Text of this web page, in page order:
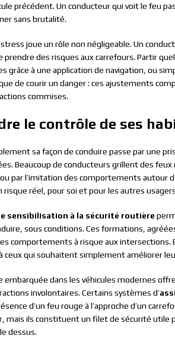
précédent. Un conducteur qui voit le feu
sans brutalité.
joue un rôle non négligeable. Un
prendre des risques aux carrefours. Partir
grâce à une application de navigation, ou
de courir un danger : ces ajustements
commises.
le contrôle de ses
sa façon de conduire passe par une
Beaucoup de conducteurs grillent des
par l’imitation des comportements autour
risque réel, pour soi et pour les autres
sensibilisation à la sécurité routière
sous conditions. Ces formations,
comportements à risque aux intersections.
ceux qui souhaitent simplement améliorer
embarquée dans les véhicules modernes
involontaires. Certains systèmes d’
d’un feu rouge à l’approche d’un
mais ils constituent un filet de sécurité utile
dessus.